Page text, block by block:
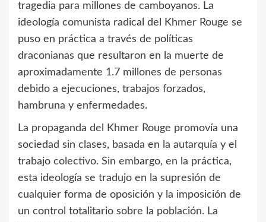
tragedia para millones de camboyanos. La
ideología comunista radical del Khmer Rouge se
puso en práctica a través de políticas
draconianas que resultaron en la muerte de
aproximadamente 1.7 millones de personas
debido a ejecuciones, trabajos forzados,
hambruna y enfermedades.
La propaganda del Khmer Rouge promovía una
sociedad sin clases, basada en la autarquía y el
trabajo colectivo. Sin embargo, en la práctica,
esta ideología se tradujo en la supresión de
cualquier forma de oposición y la imposición de
un control totalitario sobre la población. La